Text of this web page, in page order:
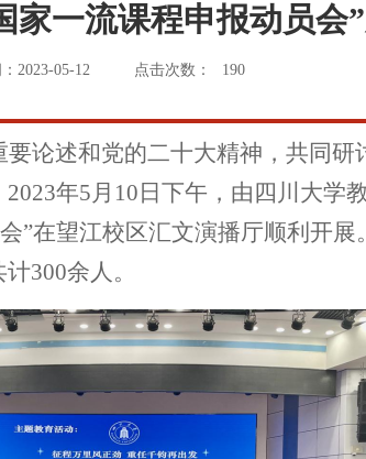
家一流课程申报动员会
2023-05-12 点击次数： 190
论述和党的二十大精神，共同研
2023年5月10日下午，由四川大学
”在望江校区汇文演播厅顺利开展
计300余人。